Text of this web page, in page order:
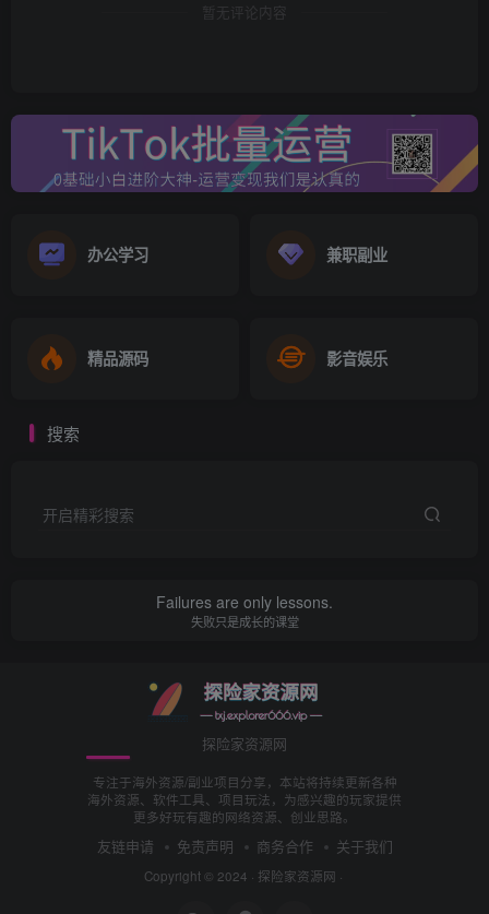
心，没耐心的人做不了，更不适合创业。
我觉得这一点它很重要，所以提前说，直接劝退没耐心的小
伙伴。
项目，肯定是你想直接干别人赚钱的事情吃自己的饭，你关
越轻松。
找项目和看项目，境界是天差地别。
么。后者只需要时间去沉淀和试错，迟早坐庄，从不迷茫自
如何练就一双钱眼，让你五分钟发现一个赚钱的项目，给你
一条捷径，我把这几年一直受益匪浅的方法告诉你，目前我
握，你也能发现适合自己的赚钱项目。
第一：找同行找广告解读广告
有一句话是这样说的，有人的地方就有江湖，人在哪里流量
就在哪里。所以只要是互联网平台就会有人在上面赚钱，用
户越多的平台流量越大。
暂无评论内容
办公学习 兼职副业
精品源码 影音娱乐
搜索
开启精彩搜索
Failures are only lessons.
失败只是成长的课堂
探险家资源网
专注于海外资源/副业项目分享，本站将持续更新各种
海外资源、软件工具、项目玩法，为感兴趣的玩家提供
更多好玩有趣的网络资源、创业思路。
友链申请 免责声明 商务合作 关于我们
Copyright © 2024 · 探险家资源网 ·